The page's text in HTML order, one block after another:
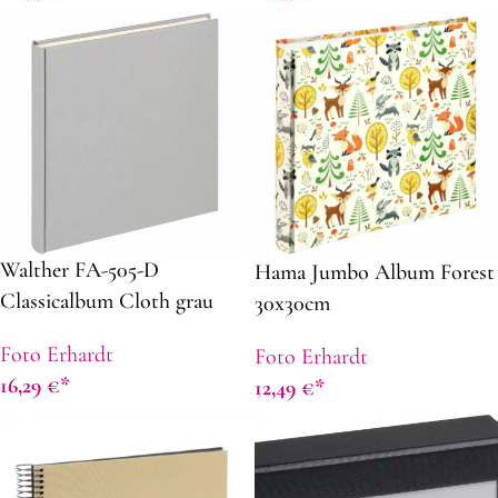
Walther FA-505-D
Classicalbum Cloth grau
Foto Erhardt
16,29 €
Hama Jumbo Album Forest
30x30cm
Foto Erhardt
12,49 €